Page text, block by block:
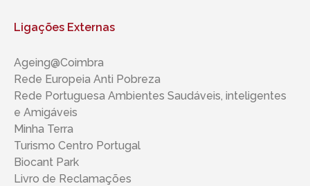
Ligações Externas
Ageing@Coimbra
Rede Europeia Anti Pobreza
Rede Portuguesa Ambientes Saudáveis, inteligentes ​​
e Amigáveis
Minha Terra
Turismo Centro Portugal
Biocant Park
Livro de Reclamações